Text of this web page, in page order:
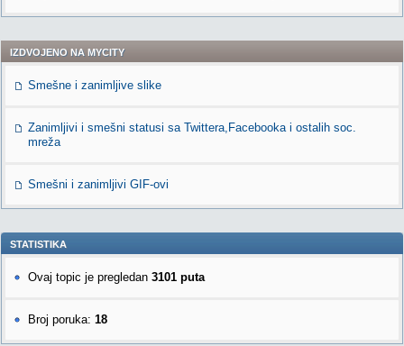
IZDVOJENO NA MYCITY
Smešne i zanimljive slike
Zanimljivi i smešni statusi sa Twittera,Facebooka i ostalih soc.
mreža
Smešni i zanimljivi GIF-ovi
STATISTIKA
Ovaj topic je pregledan 3101 puta
Broj poruka: 18